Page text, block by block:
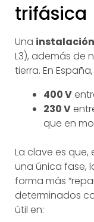
trifásica
Una
L3), además de
tierra. En
400 V
230 V
que en
La clave es
una única fase,
forma más
determinados
útil en: